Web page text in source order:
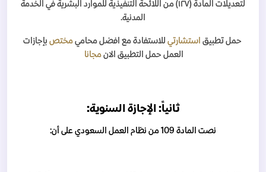
لتعديلات المادة (١٢٧) من اللائحة التنفيذية للموارد البشرية في الخدمة
المدنية.
حمل تطبيق استشارتي للاستفادة مع افضل محاميمختص بإجازات
العمل حمل التطبيق الان مجانا
ثانياً: الإجازة السنوية:
نصت المادة 109 من نظام العمل السعودي على أن: